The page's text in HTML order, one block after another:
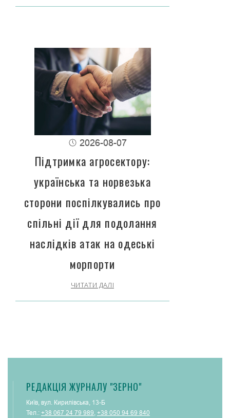
2026-08-07
Підтримка агросектору:
українська та норвезька
сторони поспілкувались про
спільні дії для подолання
наслідків атак на одеські
морпорти
ЧИТАТИ ДАЛІ
РЕДАКЦІЯ ЖУРНАЛУ "ЗЕРНО"
Київ, вул. Кирилівська, 13-Б
Тел.: +38 067 24 79 989 +38 050 94 69 840